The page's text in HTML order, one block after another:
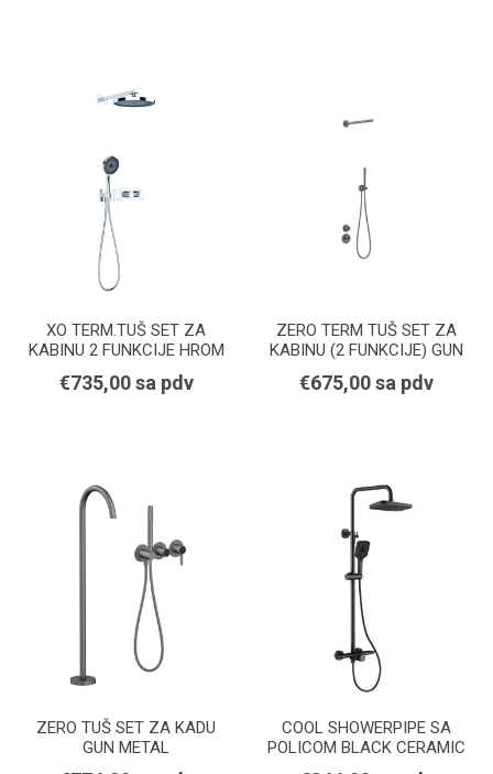
XO TERM.TUŠ SET ZA
KABINU 2 FUNKCIJE HROM
€735,00 sa pdv
ZERO TERM TUŠ SET ZA
KABINU (2 FUNKCIJE) GUN
€675,00 sa pdv
ZERO TUŠ SET ZA KADU
GUN METAL
COOL SHOWERPIPE SA
POLICOM BLACK CERAMIC